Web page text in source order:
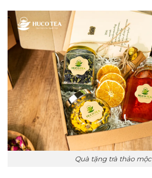
Quà tặng trà thảo mộc